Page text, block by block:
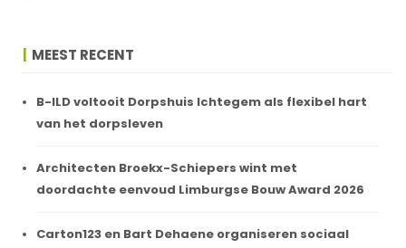
MEEST RECENT
B-ILD voltooit Dorpshuis Ichtegem als flexibel hart
van het dorpsleven
Architecten Broekx-Schiepers wint met
doordachte eenvoud Limburgse Bouw Award 2026
Carton123 en Bart Dehaene organiseren sociaal